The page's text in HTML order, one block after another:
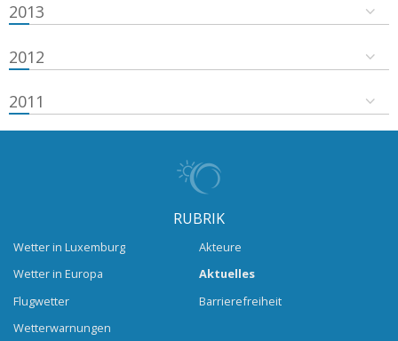
2013
2012
2011
RUBRIK
Wetter in Luxemburg
Wetter in Europa
Flugwetter
Wetterwarnungen
Akteure
Aktuelles
Barrierefreiheit